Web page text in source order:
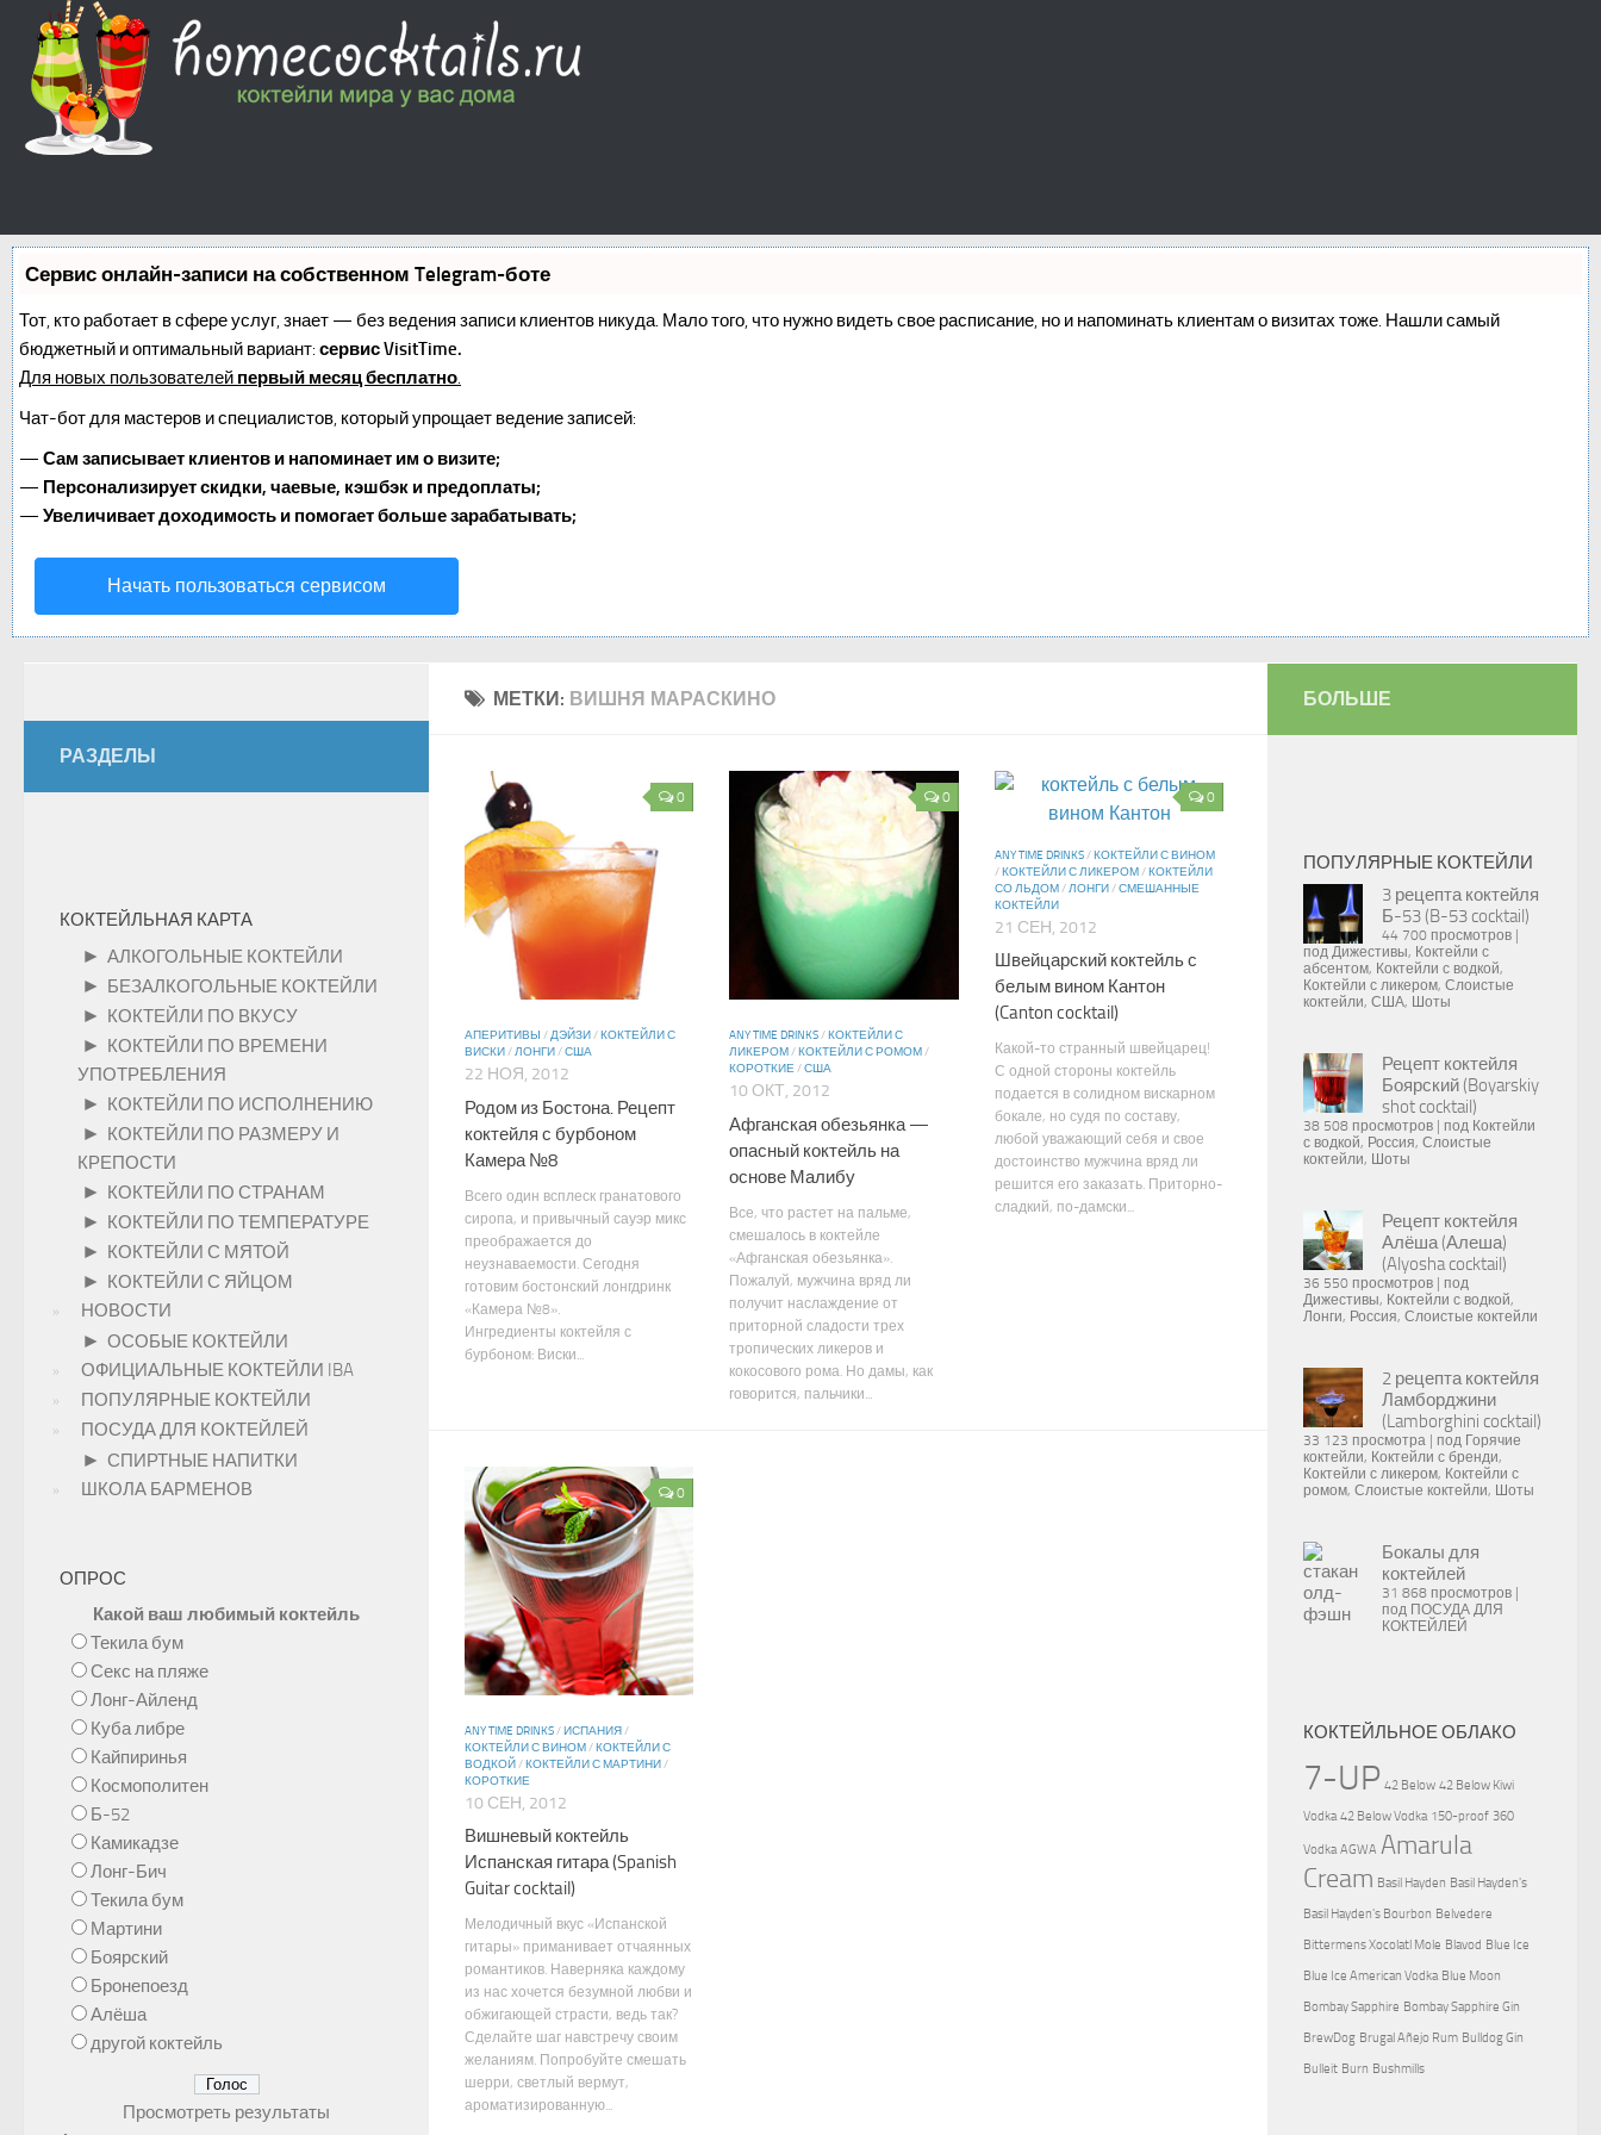
Сервис онлайн-записи на собственном Telegram-боте
Тот, кто работает в сфере услуг, знает — без ведения записи клиентов никуда. Мало того, что нужно видеть свое расписание, но и напоминать клиентам о визитах тоже. Нашли самый
бюджетный и оптимальный вариант: сервис VisitTime.
Для новых пользователей первый месяц бесплатно.
Чат-бот для мастеров и специалистов, который упрощает ведение записей:
— Сам записывает клиентов и напоминает им о визите;
— Персонализирует скидки, чаевые, кэшбэк и предоплаты;
— Увеличивает доходимость и помогает больше зарабатывать;
Начать пользоваться сервисом
МЕТКИ: ВИШНЯ МАРАСКИНО
0
АПЕРИТИВЫ /ДЭЙЗИ/КОКТЕЙЛИ С
ВИСКИ/ЛОНГИ/США
22 НОЯ, 2012
Родом из Бостона. Рецепт
коктейля с бурбоном
Камера №8
Всего один всплеск гранатового
сиропа, и привычный сауэр микс
преображается до
неузнаваемости. Сегодня
готовим бостонский лонгдринк
«Камера №8».
Ингредиенты коктейля с
бурбоном: Виски...
0
ANY TIME DRINKS/КОКТЕЙЛИ С
ЛИКЕРОМ/КОКТЕЙЛИ С РОМОМ/
КОРОТКИЕ/США
10 ОКТ, 2012
Афганская обезьянка —
опасный коктейль на
основе Малибу
Все, что растет на пальме,
смешалось в коктейле
«Афганская обезьянка».
Пожалуй, мужчина вряд ли
получит наслаждение от
приторной сладости трех
тропических ликеров и
кокосового рома. Но дамы, как
говорится, пальчики...
0
ANY TIME DRINKS/КОКТЕЙЛИ С ВИНОМ
/КОКТЕЙЛИ С ЛИКЕРОМ/КОКТЕЙЛИ
СО ЛЬДОМ/ЛОНГИ/СМЕШАННЫЕ
КОКТЕЙЛИ
21 СЕН, 2012
Швейцарский коктейль с
белым вином Кантон
(Canton cocktail)
Какой-то странный швейцарец!
С одной стороны коктейль
подается в солидном вискарном
бокале, но судя по составу,
любой уважающий себя и свое
достоинство мужчина вряд ли
решится его заказать. Приторно-
сладкий, по-дамски...
0
ANY TIME DRINKS/ИСПАНИЯ/
КОКТЕЙЛИ С ВИНОМ/КОКТЕЙЛИ С
ВОДКОЙ/КОКТЕЙЛИ С МАРТИНИ/
КОРОТКИЕ
10 СЕН, 2012
Вишневый коктейль
Испанская гитара (Spanish
Guitar cocktail)
Мелодичный вкус «Испанской
гитары» приманивает отчаянных
романтиков. Наверняка каждому
из нас хочется безумной любви и
обжигающей страсти, ведь так?
Сделайте шаг навстречу своим
желаниям. Попробуйте смешать
шерри, светлый вермут,
ароматизированную...
РАЗДЕЛЫ
КОКТЕЙЛЬНАЯ КАРТА
► АЛКОГОЛЬНЫЕ КОКТЕЙЛИ
► БЕЗАЛКОГОЛЬНЫЕ КОКТЕЙЛИ
► КОКТЕЙЛИ ПО ВКУСУ
► КОКТЕЙЛИ ПО ВРЕМЕНИ
УПОТРЕБЛЕНИЯ
► КОКТЕЙЛИ ПО ИСПОЛНЕНИЮ
► КОКТЕЙЛИ ПО РАЗМЕРУ И
КРЕПОСТИ
► КОКТЕЙЛИ ПО СТРАНАМ
► КОКТЕЙЛИ ПО ТЕМПЕРАТУРЕ
► КОКТЕЙЛИ С МЯТОЙ
► КОКТЕЙЛИ С ЯЙЦОМ
НОВОСТИ
► ОСОБЫЕ КОКТЕЙЛИ
ОФИЦИАЛЬНЫЕ КОКТЕЙЛИ IBA
ПОПУЛЯРНЫЕ КОКТЕЙЛИ
ПОСУДА ДЛЯ КОКТЕЙЛЕЙ
► СПИРТНЫЕ НАПИТКИ
ШКОЛА БАРМЕНОВ
ОПРОС
Какой ваш любимый коктейль
Текила бум
Секс на пляже
Лонг-Айленд
Куба либре
Кайпиринья
Космополитен
Б-52
Камикадзе
Лонг-Бич
Текила бум
Мартини
Боярский
Бронепоезд
Алёша
другой коктейль
Просмотреть результаты
БОЛЬШЕ
ПОПУЛЯРНЫЕ КОКТЕЙЛИ
3 рецепта коктейля
Б-53 (B-53 cocktail)
44 700 просмотров
под Дижестивы, Коктейли с
абсентом, Коктейли с водкой,
Коктейли с ликером, Слоистые
коктейли, США, Шоты
Рецепт коктейля
Боярский (Boyarskiy
shot cocktail)
38 508 просмотров под Коктейли
с водкой, Россия, Слоистые
коктейли, Шоты
Рецепт коктейля
Алёша (Алеша)
(Alyosha cocktail)
36 550 просмотров
под
Дижестивы, Коктейли с водкой,
Лонги, Россия, Слоистые коктейли
2 рецепта коктейля
Ламборджини
(Lamborghini cocktail)
33 123 просмотра под Горячие
коктейли, Коктейли с бренди,
Коктейли с ликером, Коктейли с
ромом, Слоистые коктейли, Шоты
Бокалы для
коктейлей
31 868 просмотров
под ПОСУДА ДЛЯ
КОКТЕЙЛЕЙ
КОКТЕЙЛЬНОЕ ОБЛАКО
7-UP 42 Below 42 Below Kiwi
Vodka 42 Below Vodka 150-proof 360
Vodka AGWA Amarula
Cream Basil Hayden Basil Hayden's
Basil Hayden's Bourbon Belvedere
Bittermens Xocolatl Mole Blavod Blue Ice
Blue Ice American Vodka Blue Moon
Bombay Sapphire Bombay Sapphire Gin
BrewDog Brugal Añejo Rum Bulldog Gin
Bulleit Burn Bushmills